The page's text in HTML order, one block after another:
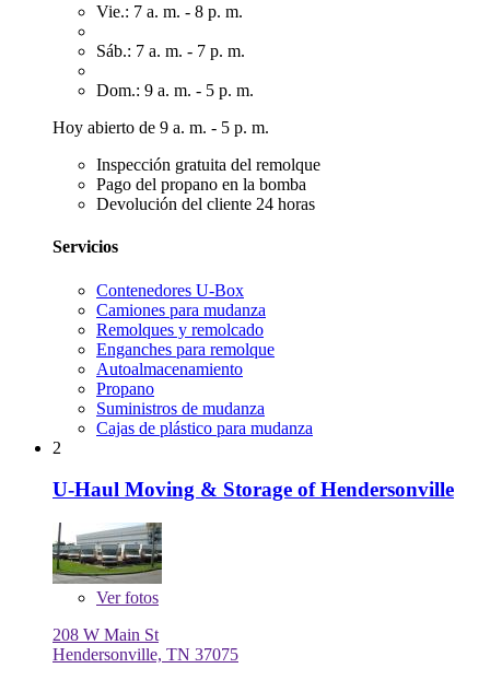
Vie.: 7 a. m. - 8 p. m.
Sáb.: 7 a. m. - 7 p. m.
Dom.: 9 a. m. - 5 p. m.
Hoy abierto de 9 a. m. - 5 p. m.
Inspección gratuita del remolque
Pago del propano en la bomba
Devolución del cliente 24 horas
Servicios
Contenedores U-Box
Camiones para mudanza
Remolques y remolcado
Enganches para remolque
Autoalmacenamiento
Propano
Suministros de mudanza
Cajas de plástico para mudanza
2
U-Haul Moving & Storage of Hendersonville
Verfotos
208 W Main St
Hendersonville, TN 37075